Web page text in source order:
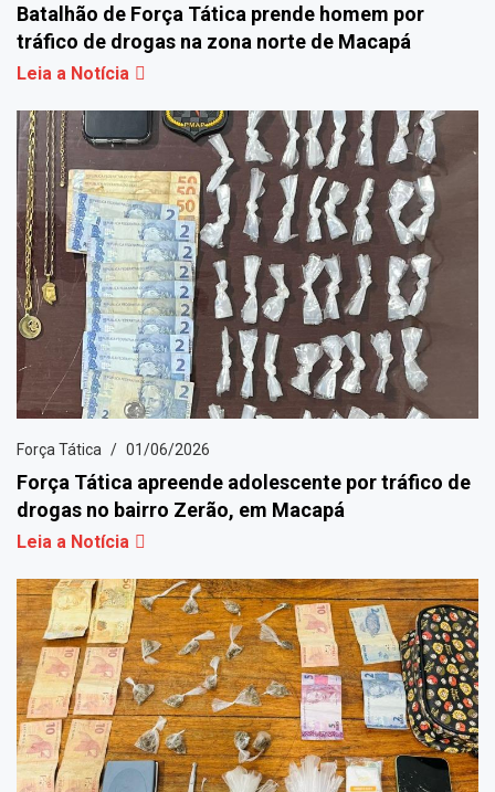
Batalhão de Força Tática prende homem por
tráfico de drogas na zona norte de Macapá
Leia a Notícia
Força Tática 01/06/2026
Força Tática apreende adolescente por tráfico de
drogas no bairro Zerão, em Macapá
Leia a Notícia